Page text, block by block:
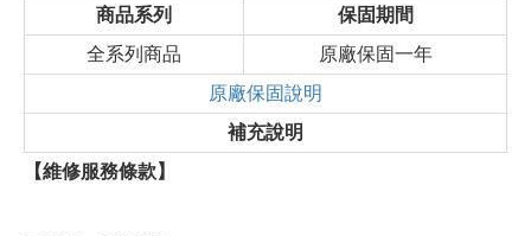
商品系列
保固期間
全系列商品
原廠保固一年
原廠保固說明
補充說明
【維修服務條款】